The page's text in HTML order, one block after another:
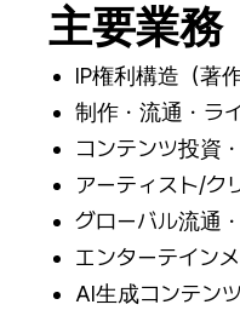
主要業務
IP権利構造（著
制作・流通・ラ
コンテンツ投資
アーティスト/ク
グローバル流通
エンターテイン
AI生成コンテン